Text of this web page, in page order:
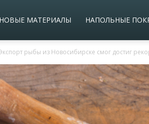
МАТЕРИАЛЫ НАПОЛЬНЫЕ
рыбы из Новосибирске смог достиг